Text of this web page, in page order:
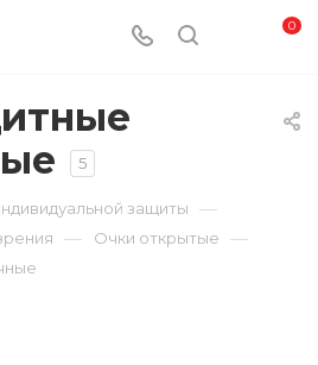
0
5
защиты —
— Очки открытые —